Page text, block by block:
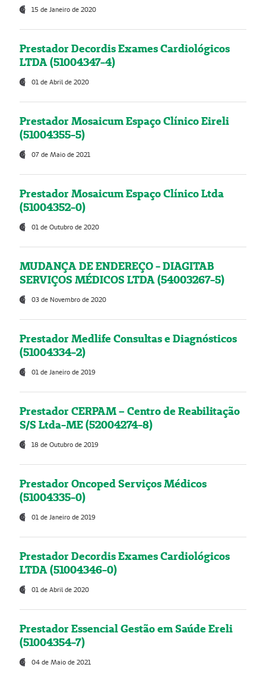
15 de Janeiro de 2020
Prestador Decordis Exames Cardiológicos
LTDA (51004347-4)
01 de Abril de 2020
Prestador Mosaicum Espaço Clínico Eireli
(51004355-5)
07 de Maio de 2021
Prestador Mosaicum Espaço Clínico Ltda
(51004352-0)
01 de Outubro de 2020
MUDANÇA DE ENDEREÇO - DIAGITAB
SERVIÇOS MÉDICOS LTDA (54003267-5)
03 de Novembro de 2020
Prestador Medlife Consultas e Diagnósticos
(51004334-2)
01 de Janeiro de 2019
Prestador CERPAM – Centro de Reabilitação
S/S Ltda-ME (52004274-8)
18 de Outubro de 2019
Prestador Oncoped Serviços Médicos
(51004335-0)
01 de Janeiro de 2019
Prestador Decordis Exames Cardiológicos
LTDA (51004346-0)
01 de Abril de 2020
Prestador Essencial Gestão em Saúde Ereli
(51004354-7)
04 de Maio de 2021